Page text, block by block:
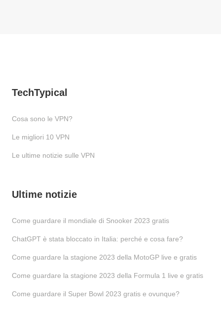
TechTypical
Cosa sono le VPN?
Le migliori 10 VPN
Le ultime notizie sulle VPN
Ultime notizie
Come guardare il mondiale di Snooker 2023 gratis
ChatGPT è stata bloccato in Italia: perché e cosa fare?
Come guardare la stagione 2023 della MotoGP live e gratis
Come guardare la stagione 2023 della Formula 1 live e gratis
Come guardare il Super Bowl 2023 gratis e ovunque?